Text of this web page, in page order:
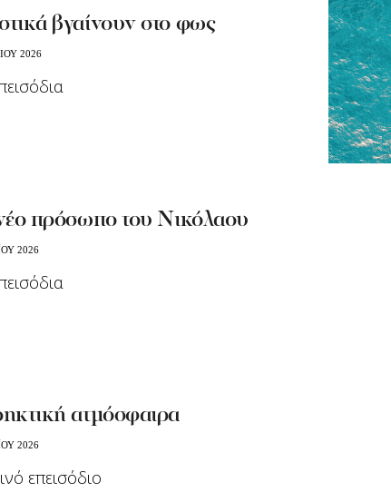
βγαίνουν στο φως
2026
πρόσωπο του Νικόλαου
2026
ατμόσφαιρα
2026
επεισόδιο